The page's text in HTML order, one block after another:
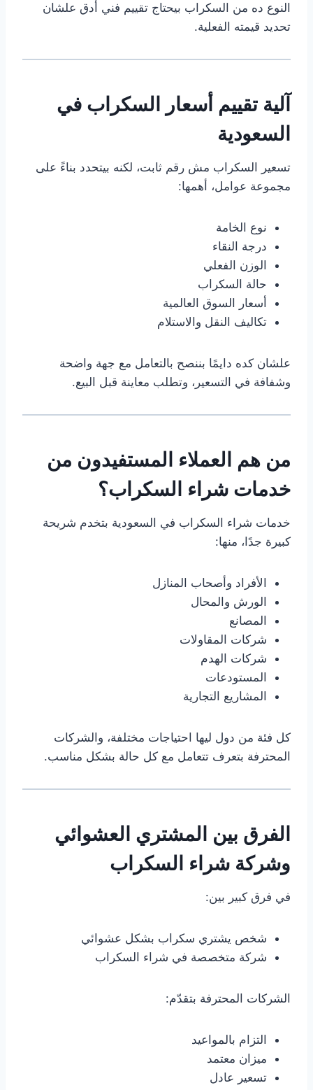
النوع ده من السكراب بيحتاج تقييم فني أدق علشان
تحديد قيمته الفعلية.
آلية تقييم أسعار السكراب في
السعودية
تسعير السكراب مش رقم ثابت، لكنه بيتحدد بناءً على
مجموعة عوامل، أهمها:
نوع الخامة
درجة النقاء
الوزن الفعلي
حالة السكراب
أسعار السوق العالمية
تكاليف النقل والاستلام
علشان كده دايمًا بننصح بالتعامل مع جهة واضحة
وشفافة في التسعير، وتطلب معاينة قبل البيع.
من هم العملاء المستفيدون من
خدمات شراء السكراب؟
خدمات شراء السكراب في السعودية بتخدم شريحة
كبيرة جدًا، منها:
الأفراد وأصحاب المنازل
الورش والمحال
المصانع
شركات المقاولات
شركات الهدم
المستودعات
المشاريع التجارية
كل فئة من دول ليها احتياجات مختلفة، والشركات
المحترفة بتعرف تتعامل مع كل حالة بشكل مناسب.
الفرق بين المشتري العشوائي
وشركة شراء السكراب
في فرق كبير بين:
شخص يشتري سكراب بشكل عشوائي
شركة متخصصة في شراء السكراب
الشركات المحترفة بتقدّم:
التزام بالمواعيد
ميزان معتمد
تسعير عادل